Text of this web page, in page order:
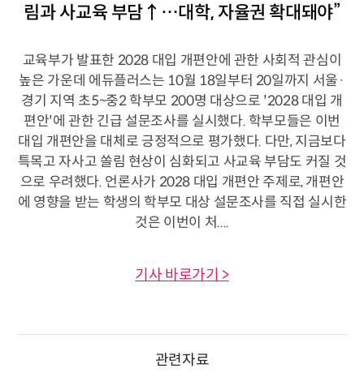
림과 사교육 부담↑…대학, 자율권 확대돼야”
교육부가 발표한 2028 대입 개편안에 관한 사회적 관심이
높은 가운데 에듀플러스는 10월 18일부터 20일까지 서울·
경기 지역 초5~중2 학부모 200명 대상으로 '2028 대입 개
편안'에 관한 긴급 설문조사를 실시했다. 학부모들은 이번
대입 개편안을 대체로 긍정적으로 평가했다. 다만, 지금보다
특목고 자사고 쏠림 현상이 심화되고 사교육 부담도 커질 것
으로 우려했다. 언론사가 2028 대입 개편안 주제로, 개편안
에 영향을 받는 학생의 학부모 대상 설문조사를 직접 실시한
것은 이번이 처....
기사 바로가기 >
관련자료